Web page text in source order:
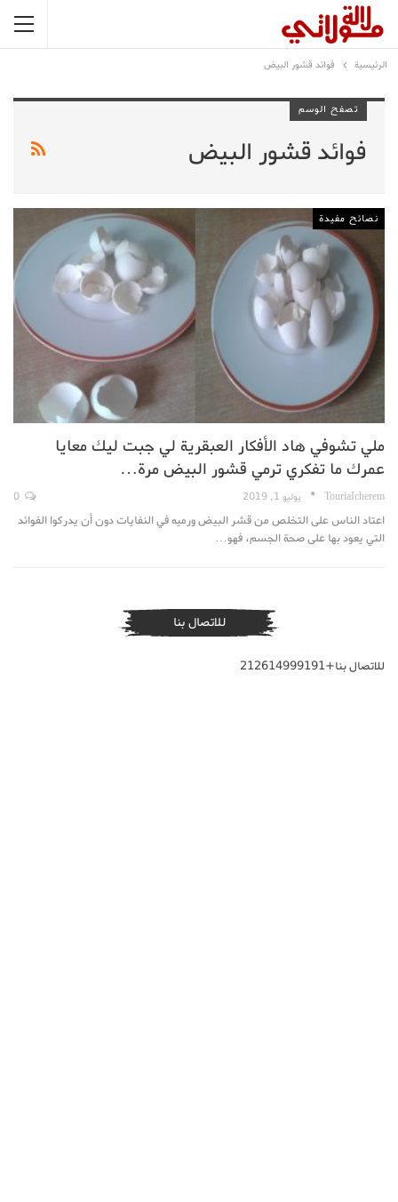
الرئيسية فوائد قشور البيض
تصفح الوسم
فوائد قشور البيض
نصائح مفيدة
ملي تشوفي هاد الأفكار العبقرية لي جبت ليك معايا
عمرك ما تفكري ترمي قشور البيض مرة…
TouriaIcherem يوليو 1, 2019
اعتاد الناس على التخلص من قشر البيض ورميه في النفايات دون أن يدركوا الفوائد
التي يعود بها على صحة الجسم، فهو…
للاتصال بنا
للاتصال بنا+212614999191